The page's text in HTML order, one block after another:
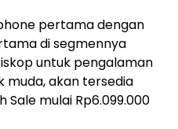
pertama dengan
di segmennya
untuk pengalaman
akan tersedia
Sale mulai Rp6.099.000